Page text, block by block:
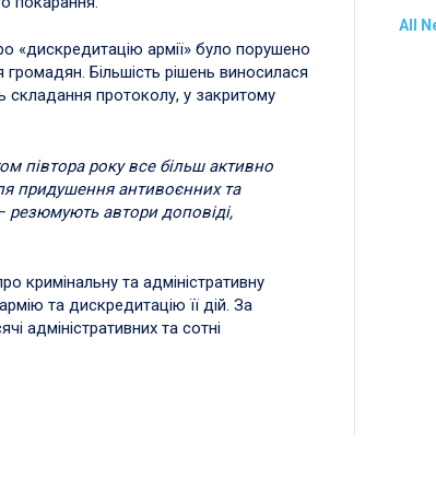
«дискредитацію армії» було порушено
Більшість рішень виносилася
складання протоколу, у закритому
півтора року все більш активно
придушення антивоєнних та
резюмують автори доповіді,
кримінальну та адміністративну
та дискредитацію її дій. За
адміністративних та сотні
All